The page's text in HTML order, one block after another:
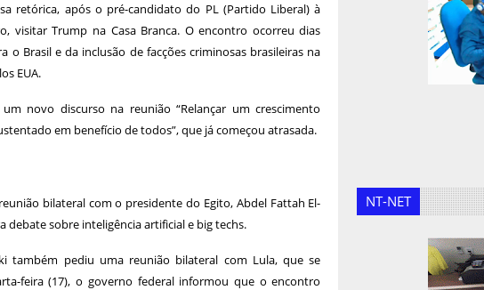
retórica, após o pré-candidato do PL (Partido Liberal) à
visitar Trump na Casa Branca. O encontro ocorreu dias
o Brasil e da inclusão de facções criminosas brasileiras na
EUA.
novo discurso na reunião “Relançar um crescimento
em benefício de todos”, que já começou atrasada.
bilateral com o presidente do Egito, Abdel Fattah El-
debate sobre inteligência artificial e big techs.
também pediu uma reunião bilateral com Lula, que se
feira (17), o governo federal informou que o encontro
NT-NET